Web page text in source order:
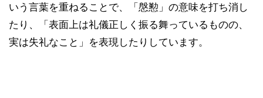
いう言葉を重ねることで、「慇懃」の意味を打ち消し
たり、「表面上は礼儀正しく振る舞っているものの、
実は失礼なこと」を表現したりしています。